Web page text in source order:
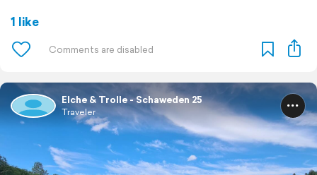
1 like
Elche & Trolle - Schaweden 25
Traveler